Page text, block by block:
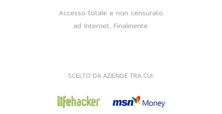
Accesso totale e non censurato
ad Internet. Finalmente.
SCELTO DA AZIENDE TRA CUI: